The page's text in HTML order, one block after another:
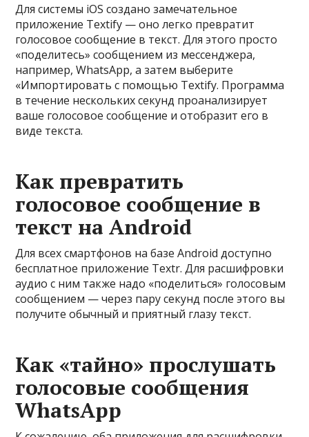
Для системы iOS создано замечательное
приложение Textify — оно легко превратит
голосовое сообщение в текст. Для этого просто
«поделитесь» сообщением из мессенджера,
например, WhatsApp, а затем выберите
«Импортировать с помощью Textify. Программа
в течение нескольких секунд проанализирует
ваше голосовое сообщение и отобразит его в
виде текста.
Как превратить
голосовое сообщение в
текст на Android
Для всех смартфонов на базе Android доступно
бесплатное приложение Textr. Для расшифровки
аудио с ним также надо «поделиться» голосовым
сообщением — через пару секунд после этого вы
получите обычный и приятный глазу текст.
Как «тайно» прослушать
голосовые сообщения
WhatsApp